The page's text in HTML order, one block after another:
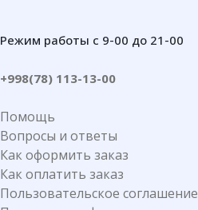
Режим работы с 9-00 до 21-00
+998(78) 113-13-00
Помощь
Вопросы и ответы
Как оформить заказ
Как оплатить заказ
Пользовательское соглашение